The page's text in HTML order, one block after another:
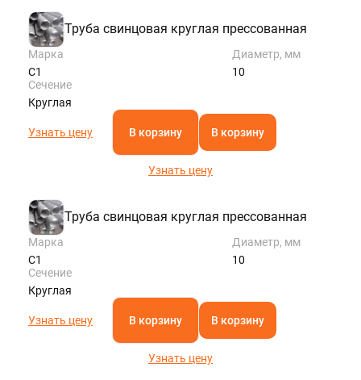
Труба свинцовая круглая прессованная
Марка
С1
Диаметр, мм
10
Сечение
Круглая
Узнать цену В корзину В корзину
Узнать цену
Труба свинцовая круглая прессованная
Марка
С1
Диаметр, мм
10
Сечение
Круглая
Узнать цену В корзину В корзину
Узнать цену